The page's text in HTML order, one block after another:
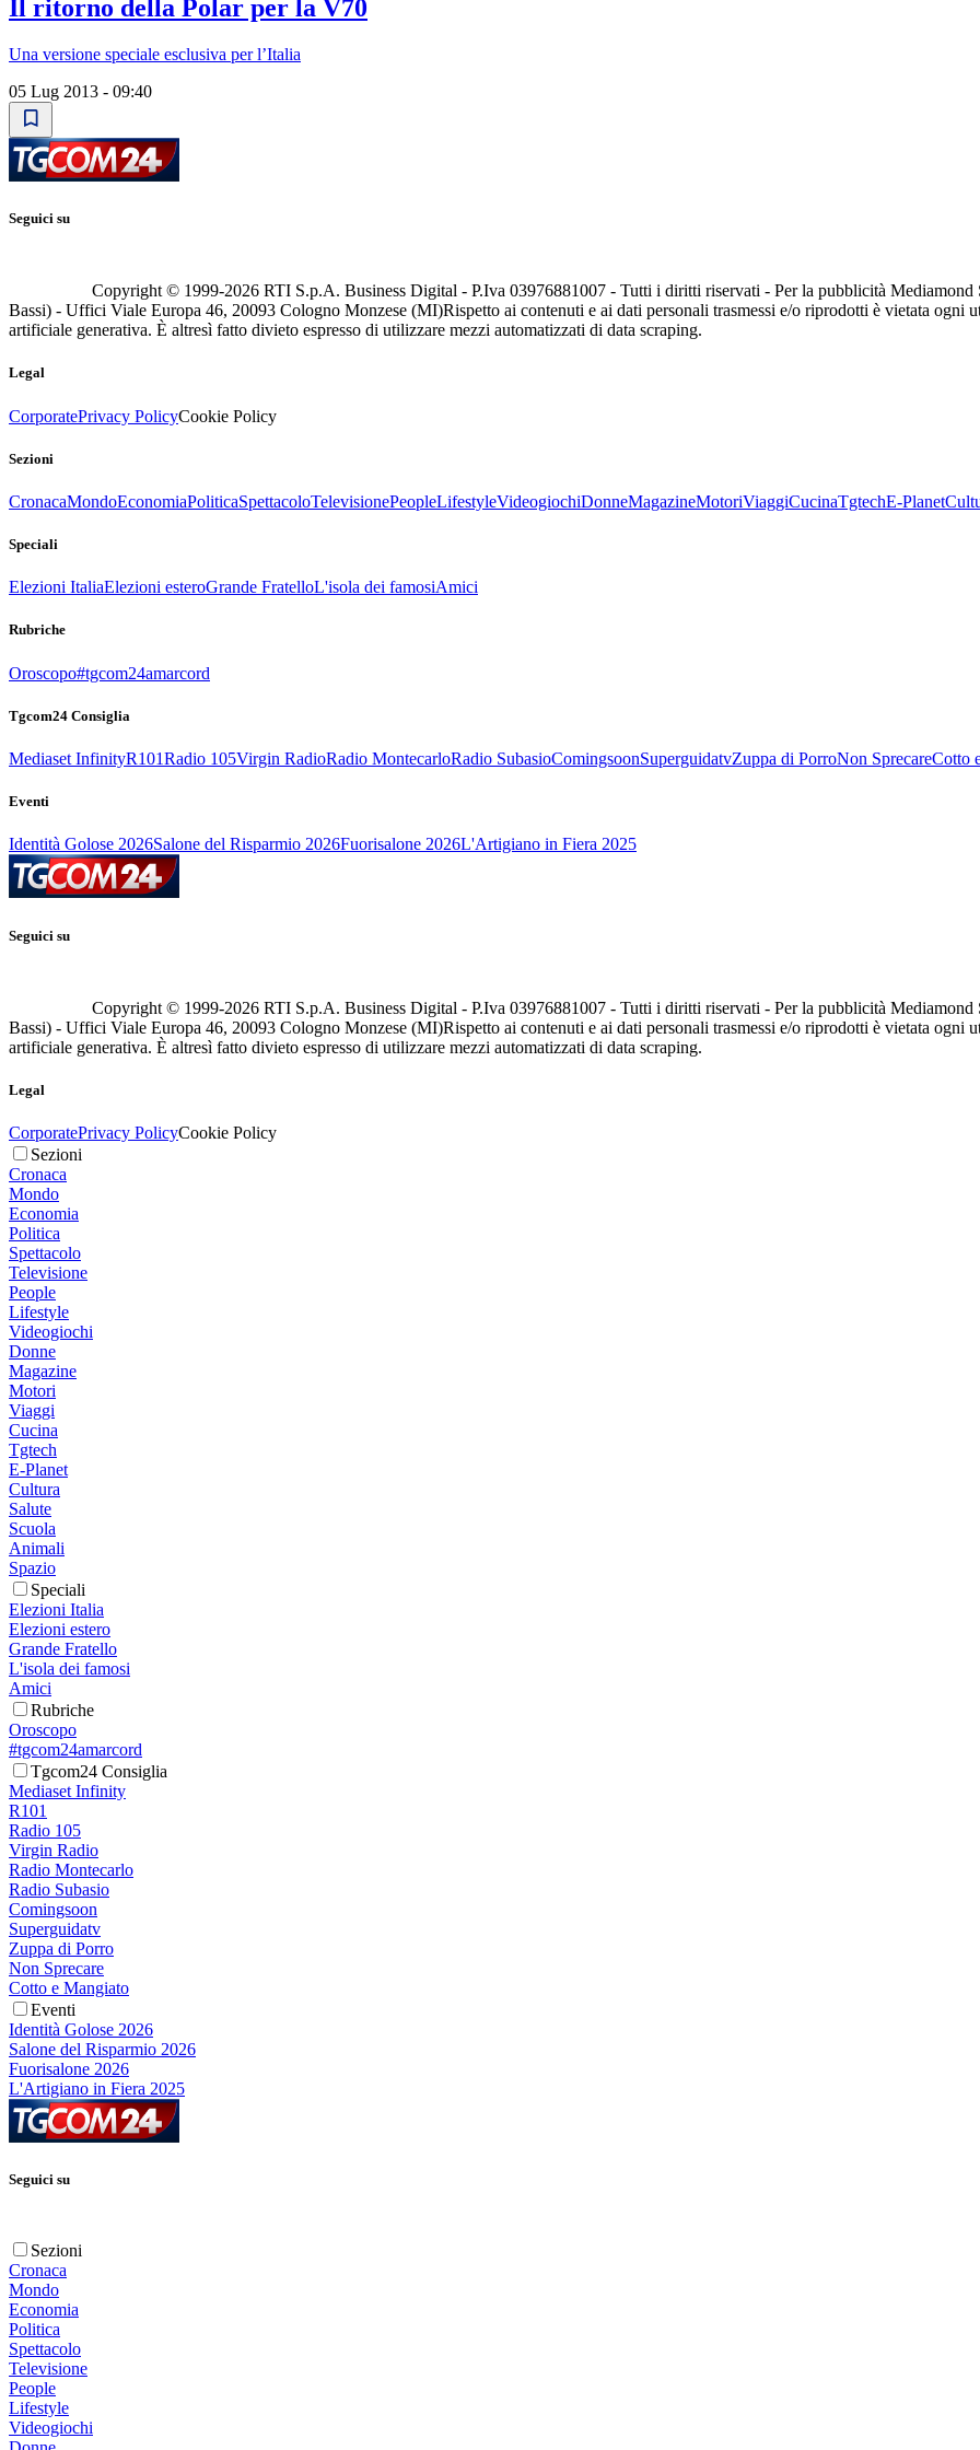
Il ritorno della Polar per la V70
Una versione speciale esclusiva per l’Italia
05 Lug 2013 - 09:40
Seguici su
Copyright © 1999-2026 RTI S.p.A. Business Digital - P.Iva 03976881007 - Tutti i diritti riservati - Per la pubblicità
Bassi) - Uffici Viale Europa 46, 20093 Cologno Monzese (MI)Rispetto ai contenuti e ai dati personali trasmessi e/o riprodotti è vietata ogni
artificiale generativa. È altresì fatto divieto espresso di utilizzare mezzi automatizzati di data scraping.
Legal
CorporatePrivacy PolicyCookie Policy
Sezioni
CronacaMondoEconomiaPoliticaSpettacoloTelevisionePeopleLifestyleVideogiochiDonneMagazineMotoriViaggiCucinaTgtechE-Planet
Speciali
Elezioni ItaliaElezioni esteroGrande FratelloL'isola dei famosiAmici
Rubriche
Oroscopo#tgcom24amarcord
Tgcom24 Consiglia
Mediaset InfinityR101Radio 105Virgin RadioRadio MontecarloRadio SubasioComingsoonSuperguidatvZuppa di PorroNon SprecareCotto
Eventi
Identità Golose 2026Salone del Risparmio 2026Fuorisalone 2026L'Artigiano in Fiera 2025
Seguici su
Copyright © 1999-2026 RTI S.p.A. Business Digital - P.Iva 03976881007 - Tutti i diritti riservati - Per la pubblicità
Bassi) - Uffici Viale Europa 46, 20093 Cologno Monzese (MI)Rispetto ai contenuti e ai dati personali trasmessi e/o riprodotti è vietata ogni
artificiale generativa. È altresì fatto divieto espresso di utilizzare mezzi automatizzati di data scraping.
Legal
CorporatePrivacy PolicyCookie Policy
Sezioni
Cronaca
Mondo
Economia
Politica
Spettacolo
Televisione
People
Lifestyle
Videogiochi
Donne
Magazine
Motori
Viaggi
Cucina
Tgtech
E-Planet
Cultura
Salute
Scuola
Animali
Spazio
Speciali
Elezioni Italia
Elezioni estero
Grande Fratello
L'isola dei famosi
Amici
Rubriche
Oroscopo
#tgcom24amarcord
Tgcom24 Consiglia
Mediaset Infinity
R101
Radio 105
Virgin Radio
Radio Montecarlo
Radio Subasio
Comingsoon
Superguidatv
Zuppa di Porro
Non Sprecare
Cotto e Mangiato
Eventi
Identità Golose 2026
Salone del Risparmio 2026
Fuorisalone 2026
L'Artigiano in Fiera 2025
Seguici su
Sezioni
Cronaca
Mondo
Economia
Politica
Spettacolo
Televisione
People
Lifestyle
Videogiochi